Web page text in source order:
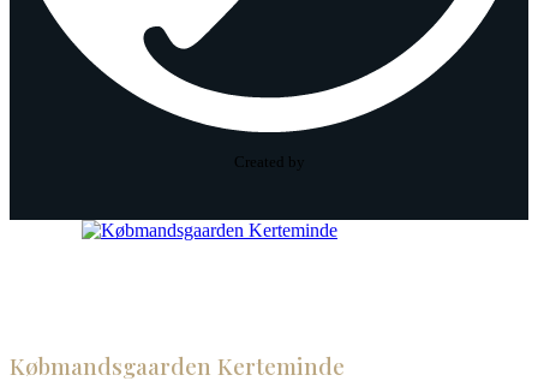
Created by
Købmandsgaarden Kerteminde